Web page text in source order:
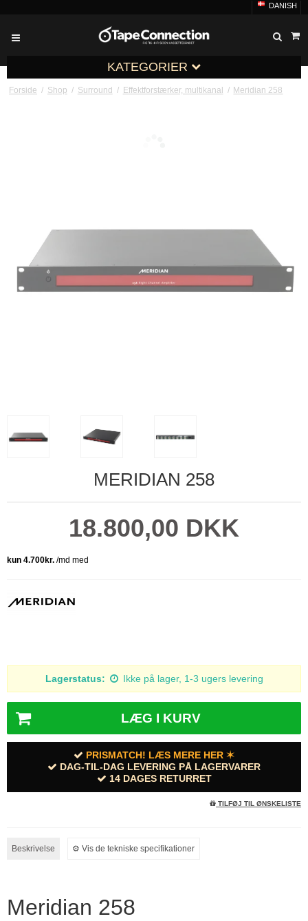
DANISH
KATEGORIER
Forside / Shop / Surround / Effektforstærker, multikanal / Meridian 258
MERIDIAN 258
18.800,00 DKK
Lagerstatus: Ikke på lager, 1-3 ugers levering
LÆG I KURV
PRISMATCH! LÆS MERE HER ✶
DAG-TIL-DAG LEVERING PÅ LAGERVARER
14 DAGES RETURRET
TILFØJ TIL ØNSKELISTE
Beskrivelse ⚙︎ Vis de tekniske specifikationer
Meridian 258